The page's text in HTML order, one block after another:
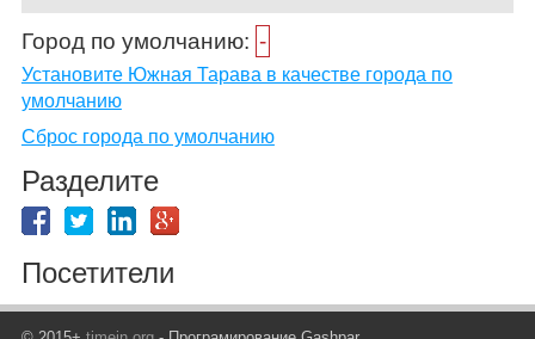
Город по умолчанию: -
Установите Южная Тарава в качестве города по
умолчанию
Сброс города по умолчанию
Разделите
Посетители